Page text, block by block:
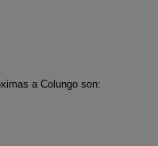
a Colungo son: